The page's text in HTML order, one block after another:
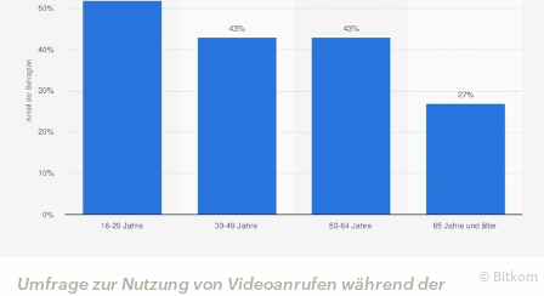
© Bitkom
Umfrage zur Nutzung von Videoanrufen während der